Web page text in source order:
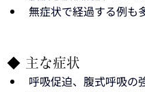
無症状で経過する例も
◆ 主な症状
呼吸促迫、腹式呼吸の